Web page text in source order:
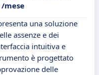
/mese
una soluzione
assenze e dei
intuitiva e
è progettato
delle